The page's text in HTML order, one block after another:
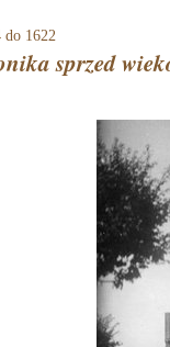
do 1622
sprzed